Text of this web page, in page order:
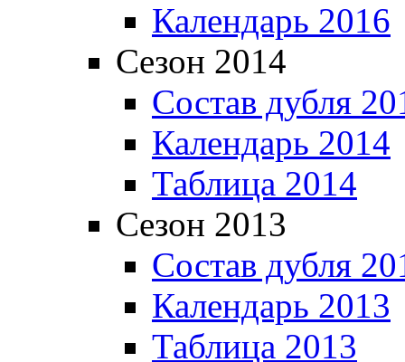
Календарь 2016
Сезон 2014
Состав дубля
Календарь 2014
Таблица 2014
Сезон 2013
Состав дубля
Календарь 2013
Таблица 2013